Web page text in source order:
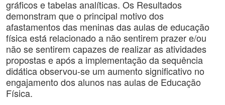
gráficos e tabelas analíticas. Os Resultados
demonstram que o principal motivo dos
afastamentos das meninas das aulas de educação
física está relacionado a não sentirem prazer e/ou
não se sentirem capazes de realizar as atividades
propostas e após a implementação da sequência
didática observou-se um aumento significativo no
engajamento dos alunos nas aulas de Educação
Física.